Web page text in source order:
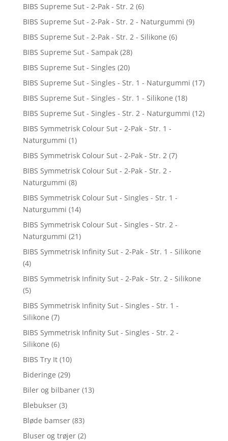
BIBS Supreme Sut - 2-Pak - Str. 2 (6)
BIBS Supreme Sut - 2-Pak - Str. 2 - Naturgummi (9)
BIBS Supreme Sut - 2-Pak - Str. 2 - Silikone (6)
BIBS Supreme Sut - Sampak (28)
BIBS Supreme Sut - Singles (20)
BIBS Supreme Sut - Singles - Str. 1 - Naturgummi (17)
BIBS Supreme Sut - Singles - Str. 1 - Silikone (18)
BIBS Supreme Sut - Singles - Str. 2 - Naturgummi (12)
BIBS Symmetrisk Colour Sut - 2-Pak - Str. 1 -
Naturgummi (1)
BIBS Symmetrisk Colour Sut - 2-Pak - Str. 2 (7)
BIBS Symmetrisk Colour Sut - 2-Pak - Str. 2 -
Naturgummi (8)
BIBS Symmetrisk Colour Sut - Singles - Str. 1 -
Naturgummi (14)
BIBS Symmetrisk Colour Sut - Singles - Str. 2 -
Naturgummi (21)
BIBS Symmetrisk Infinity Sut - 2-Pak - Str. 1 - Silikone
(4)
BIBS Symmetrisk Infinity Sut - 2-Pak - Str. 2 - Silikone
(5)
BIBS Symmetrisk Infinity Sut - Singles - Str. 1 -
Silikone (7)
BIBS Symmetrisk Infinity Sut - Singles - Str. 2 -
Silikone (6)
BIBS Try It (10)
Bideringe (29)
Biler og bilbaner (13)
Blebukser (3)
Bløde bamser (83)
Bluser og trøjer (2)